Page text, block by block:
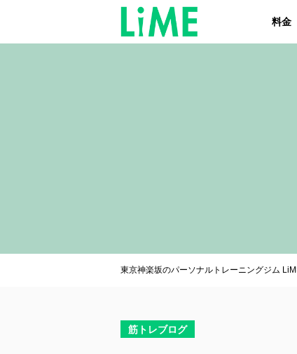
料金
東京神楽坂のパーソナルトレーニングジム
筋トレブログ